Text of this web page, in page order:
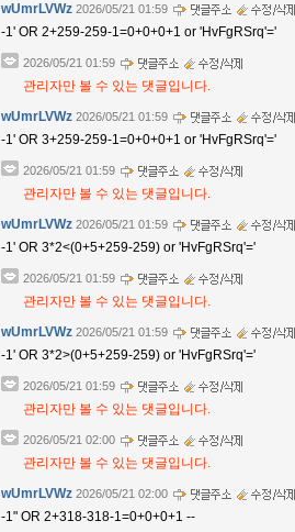
wUmrLVWz 2026/05/21 01:59
-1' OR 2+259-259-1=0+0+0+1 or 'HvFgRSrq'='
2026/05/21 01:59
관리자만 볼 수 있는 댓글입니다.
wUmrLVWz 2026/05/21 01:59
-1' OR 3+259-259-1=0+0+0+1 or 'HvFgRSrq'='
2026/05/21 01:59
관리자만 볼 수 있는 댓글입니다.
wUmrLVWz 2026/05/21 01:59
-1' OR 3*2<(0+5+259-259) or 'HvFgRSrq'='
2026/05/21 01:59
관리자만 볼 수 있는 댓글입니다.
wUmrLVWz 2026/05/21 01:59
-1' OR 3*2>(0+5+259-259) or 'HvFgRSrq'='
2026/05/21 01:59
관리자만 볼 수 있는 댓글입니다.
2026/05/21 02:00
관리자만 볼 수 있는 댓글입니다.
wUmrLVWz 2026/05/21 02:00
-1" OR 2+318-318-1=0+0+0+1 --